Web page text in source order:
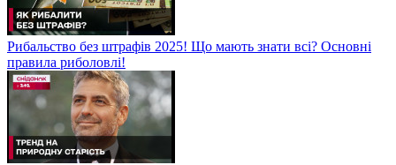
Рибальство без штрафів 2025! Що мають знати всі? Основні
правила риболовлі!